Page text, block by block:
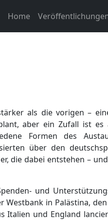
Home
als die vorigen –
aber ein Zufall ist es
Formen des
über den
die dabei entstehen –
und
Westbank in Palästina,
Italien und England